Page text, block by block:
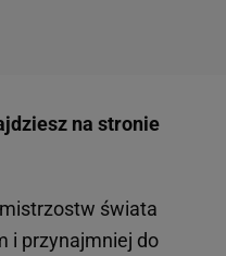
na stronie
mistrzostw świata
i przynajmniej do